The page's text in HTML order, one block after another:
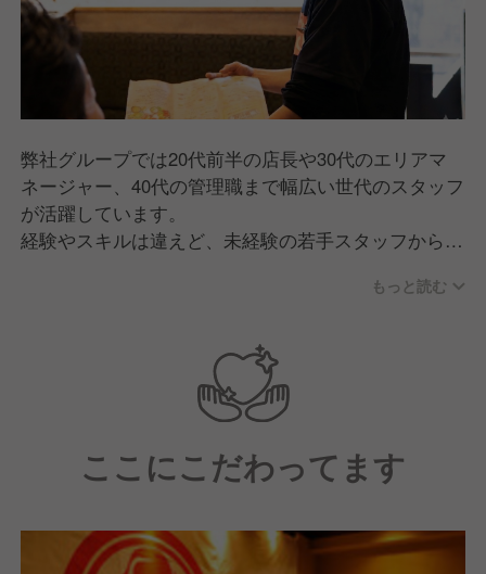
弊社グループでは20代前半の店長や30代のエリアマ
ネージャー、40代の管理職まで幅広い世代のスタッフ
が活躍しています。
経験やスキルは違えど、未経験の若手スタッフから責
未経験やアルバイトスタッフから責任者になったスタ
ッフも多数在籍しています。
また、独立支援のスキームにより、過去10年で50名
以上の独立をサポートしています。
社内昇格から独立まで幅広いキャリアアップが可能な
もっと読む
ここにこだわってます